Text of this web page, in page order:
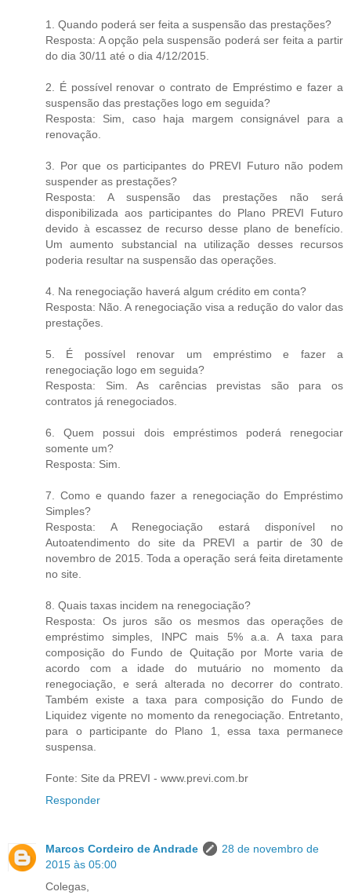
1. Quando poderá ser feita a suspensão das prestações?
Resposta: A opção pela suspensão poderá ser feita a partir
do dia 30/11 até o dia 4/12/2015.
2. É possível renovar o contrato de Empréstimo e fazer a
suspensão das prestações logo em seguida?
Resposta: Sim, caso haja margem consignável para a
renovação.
3. Por que os participantes do PREVI Futuro não podem
suspender as prestações?
Resposta: A suspensão das prestações não será
disponibilizada aos participantes do Plano PREVI Futuro
devido à escassez de recurso desse plano de benefício.
Um aumento substancial na utilização desses recursos
poderia resultar na suspensão das operações.
4. Na renegociação haverá algum crédito em conta?
Resposta: Não. A renegociação visa a redução do valor das
prestações.
5. É possível renovar um empréstimo e fazer a
renegociação logo em seguida?
Resposta: Sim. As carências previstas são para os
contratos já renegociados.
6. Quem possui dois empréstimos poderá renegociar
somente um?
Resposta: Sim.
7. Como e quando fazer a renegociação do Empréstimo
Simples?
Resposta: A Renegociação estará disponível no
Autoatendimento do site da PREVI a partir de 30 de
novembro de 2015. Toda a operação será feita diretamente
no site.
8. Quais taxas incidem na renegociação?
Resposta: Os juros são os mesmos das operações de
empréstimo simples, INPC mais 5% a.a. A taxa para
composição do Fundo de Quitação por Morte varia de
acordo com a idade do mutuário no momento da
renegociação, e será alterada no decorrer do contrato.
Também existe a taxa para composição do Fundo de
Liquidez vigente no momento da renegociação. Entretanto,
para o participante do Plano 1, essa taxa permanece
suspensa.
Fonte: Site da PREVI - www.previ.com.br
Responder
Marcos Cordeiro de Andrade
28 de novembro de
2015 às 05:00
Colegas,